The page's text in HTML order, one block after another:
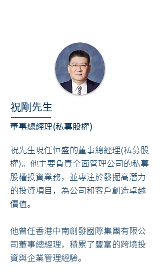
祝剛先生
董事總經理(私募股權)
祝先生現任恒盛的董事總經理(私募股
權)。他主要負責全面管理公司的私募
股權投資業務，並專注於發掘高潛力
的投資項目，為公司和客戶創造卓越
價值。
他曾任香港中南創發國際集團有限公
司董事總經理，積累了豐富的跨境投
資與企業管理經驗。